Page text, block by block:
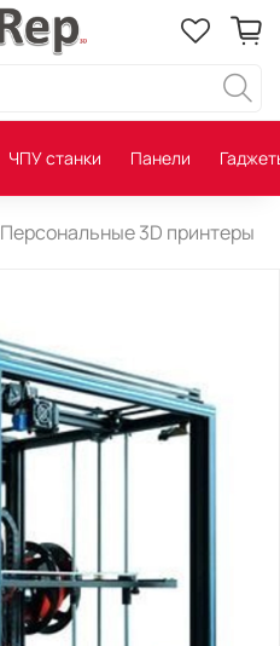
ЧПУ станки Панели
Персональные 3D принтеры